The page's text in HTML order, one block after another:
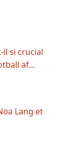
il si crucial
af…
Lang et